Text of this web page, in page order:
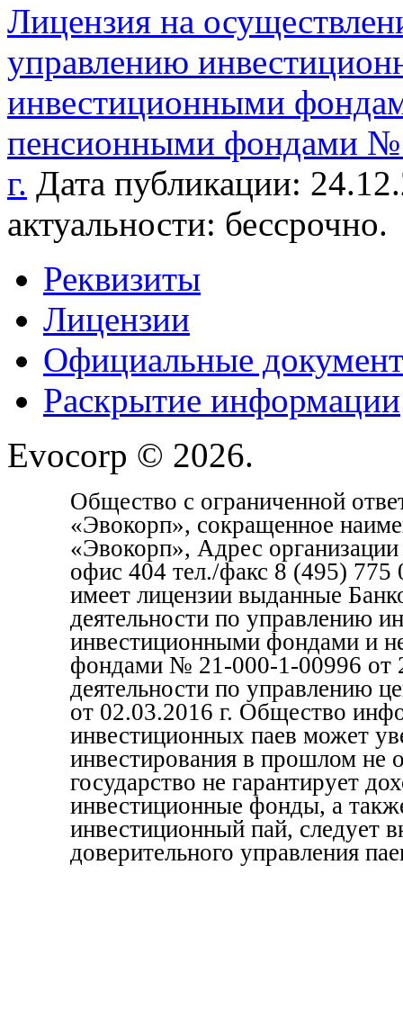
Лицензия на
управлению
инвестиционными
пенсионными фондами №
г. Дата публикации:
актуальности: бессрочно.
Реквизиты
Лицензии
Официальные
Раскрытие информации
Evocorp © 2026.
Общество с ограниченной
«Эвокорп», сокращенное
«Эвокорп», Адрес
офис 404 тел./факс 8 (495)
имеет лицензии выданные
деятельности по управлению
инвестиционными фондами и
фондами № 21-000-1-00996 от
деятельности по управлению
от 02.03.2016 г. Общество
инвестиционных паев может
инвестирования в прошлом не
государство не гарантирует
инвестиционные фонды, а
инвестиционный пай, следует
доверительного управления